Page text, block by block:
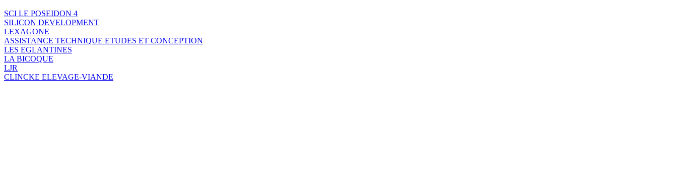
SCI LE POSEIDON 4
SILICON DEVELOPMENT
LEXAGONE
ASSISTANCE TECHNIQUE ETUDES ET CONCEPTION
LES EGLANTINES
LA BICOQUE
LJR
CLINCKE ELEVAGE-VIANDE